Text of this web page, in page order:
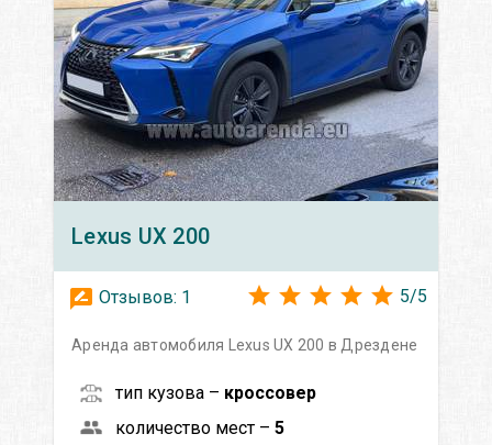
Lexus UX 200
Отзывов: 1 5/5
Аренда автомобиля Lexus UX 200 в Дрездене
тип кузова – кроссовер
количество мест – 5